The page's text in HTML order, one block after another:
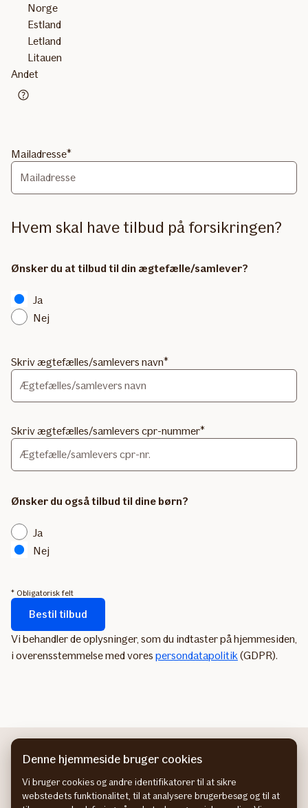
Norge
Estland
Letland
Litauen
Andet
Mailadresse
Hvem skal have tilbud på forsikringen?
Ønsker du at tilbud til din ægtefælle/samlever?
Ja
Nej
Skriv ægtefælles/samlevers navn
Skriv ægtefælles/samlevers cpr-nummer
Ønsker du også tilbud til dine børn?
Ja
Nej
* Obligatorisk felt
Bestil tilbud
Formularen
sendes...
Vi behandler de oplysninger, som du indtaster på hjemmesiden,
i overensstemmelse med vores persondatapolitik (GDPR).
Denne hjemmeside bruger cookies
Vi bruger cookies og andre identifikatorer til at sikre
webstedets funktionalitet, til at analysere brugerbesøg og til at